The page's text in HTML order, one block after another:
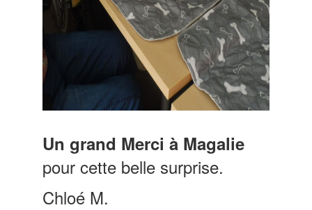
Un grand Merci à Magalie
pour cette belle surprise.
Chloé M.